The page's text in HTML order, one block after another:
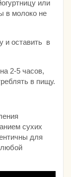
или
в молоко не
и оставить в
2-5 часов,
в пищу.
сухих
для
любой